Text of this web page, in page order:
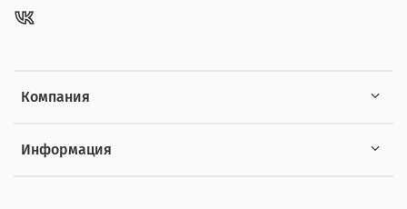
Компания
Информация